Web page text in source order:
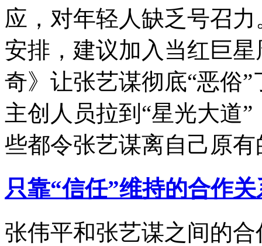
应，对年轻人缺乏号召
安排，建议加入当红巨
奇》让张艺谋彻底“恶俗
主创人员拉到“星光大道
些都令张艺谋离自己原
只靠“信任”维持的合作关
张伟平和张艺谋之间的